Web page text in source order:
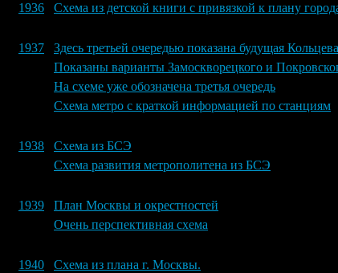
1936 Схема из детской книги с привязкой к плану
1937
Здесь третьей очередью показана будущая
Показаны варианты Замоскворецкого и
На схеме уже обозначена третья очередь
Схема метро с краткой информацией по станциям
1938
Схема из БСЭ
Схема развития метрополитена из БСЭ
1939
План Москвы и окрестностей
Очень перспективная схема
1940
Схема из плана г. Москвы.